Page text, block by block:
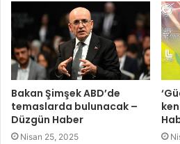
Bakan Şimşek ABD’de
temaslarda bulunacak –
Düzgün Haber
Nisan 25, 2025